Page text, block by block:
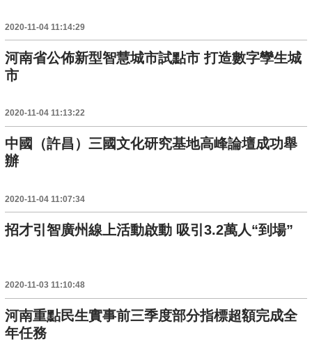
2020-11-04 11:14:29
河南省公佈新型智慧城市試點市 打造數字孿生城
市
2020-11-04 11:13:22
中國（許昌）三國文化研究基地高峰論壇成功舉
辦
2020-11-04 11:07:34
招才引智廣州線上活動啟動 吸引3.2萬人“到場”
2020-11-03 11:10:48
河南重點民生實事前三季度部分指標超額完成全
年任務